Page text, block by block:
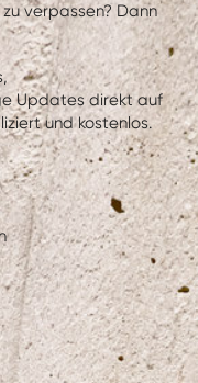
verpassen? Dann
Updates direkt auf
und kostenlos.